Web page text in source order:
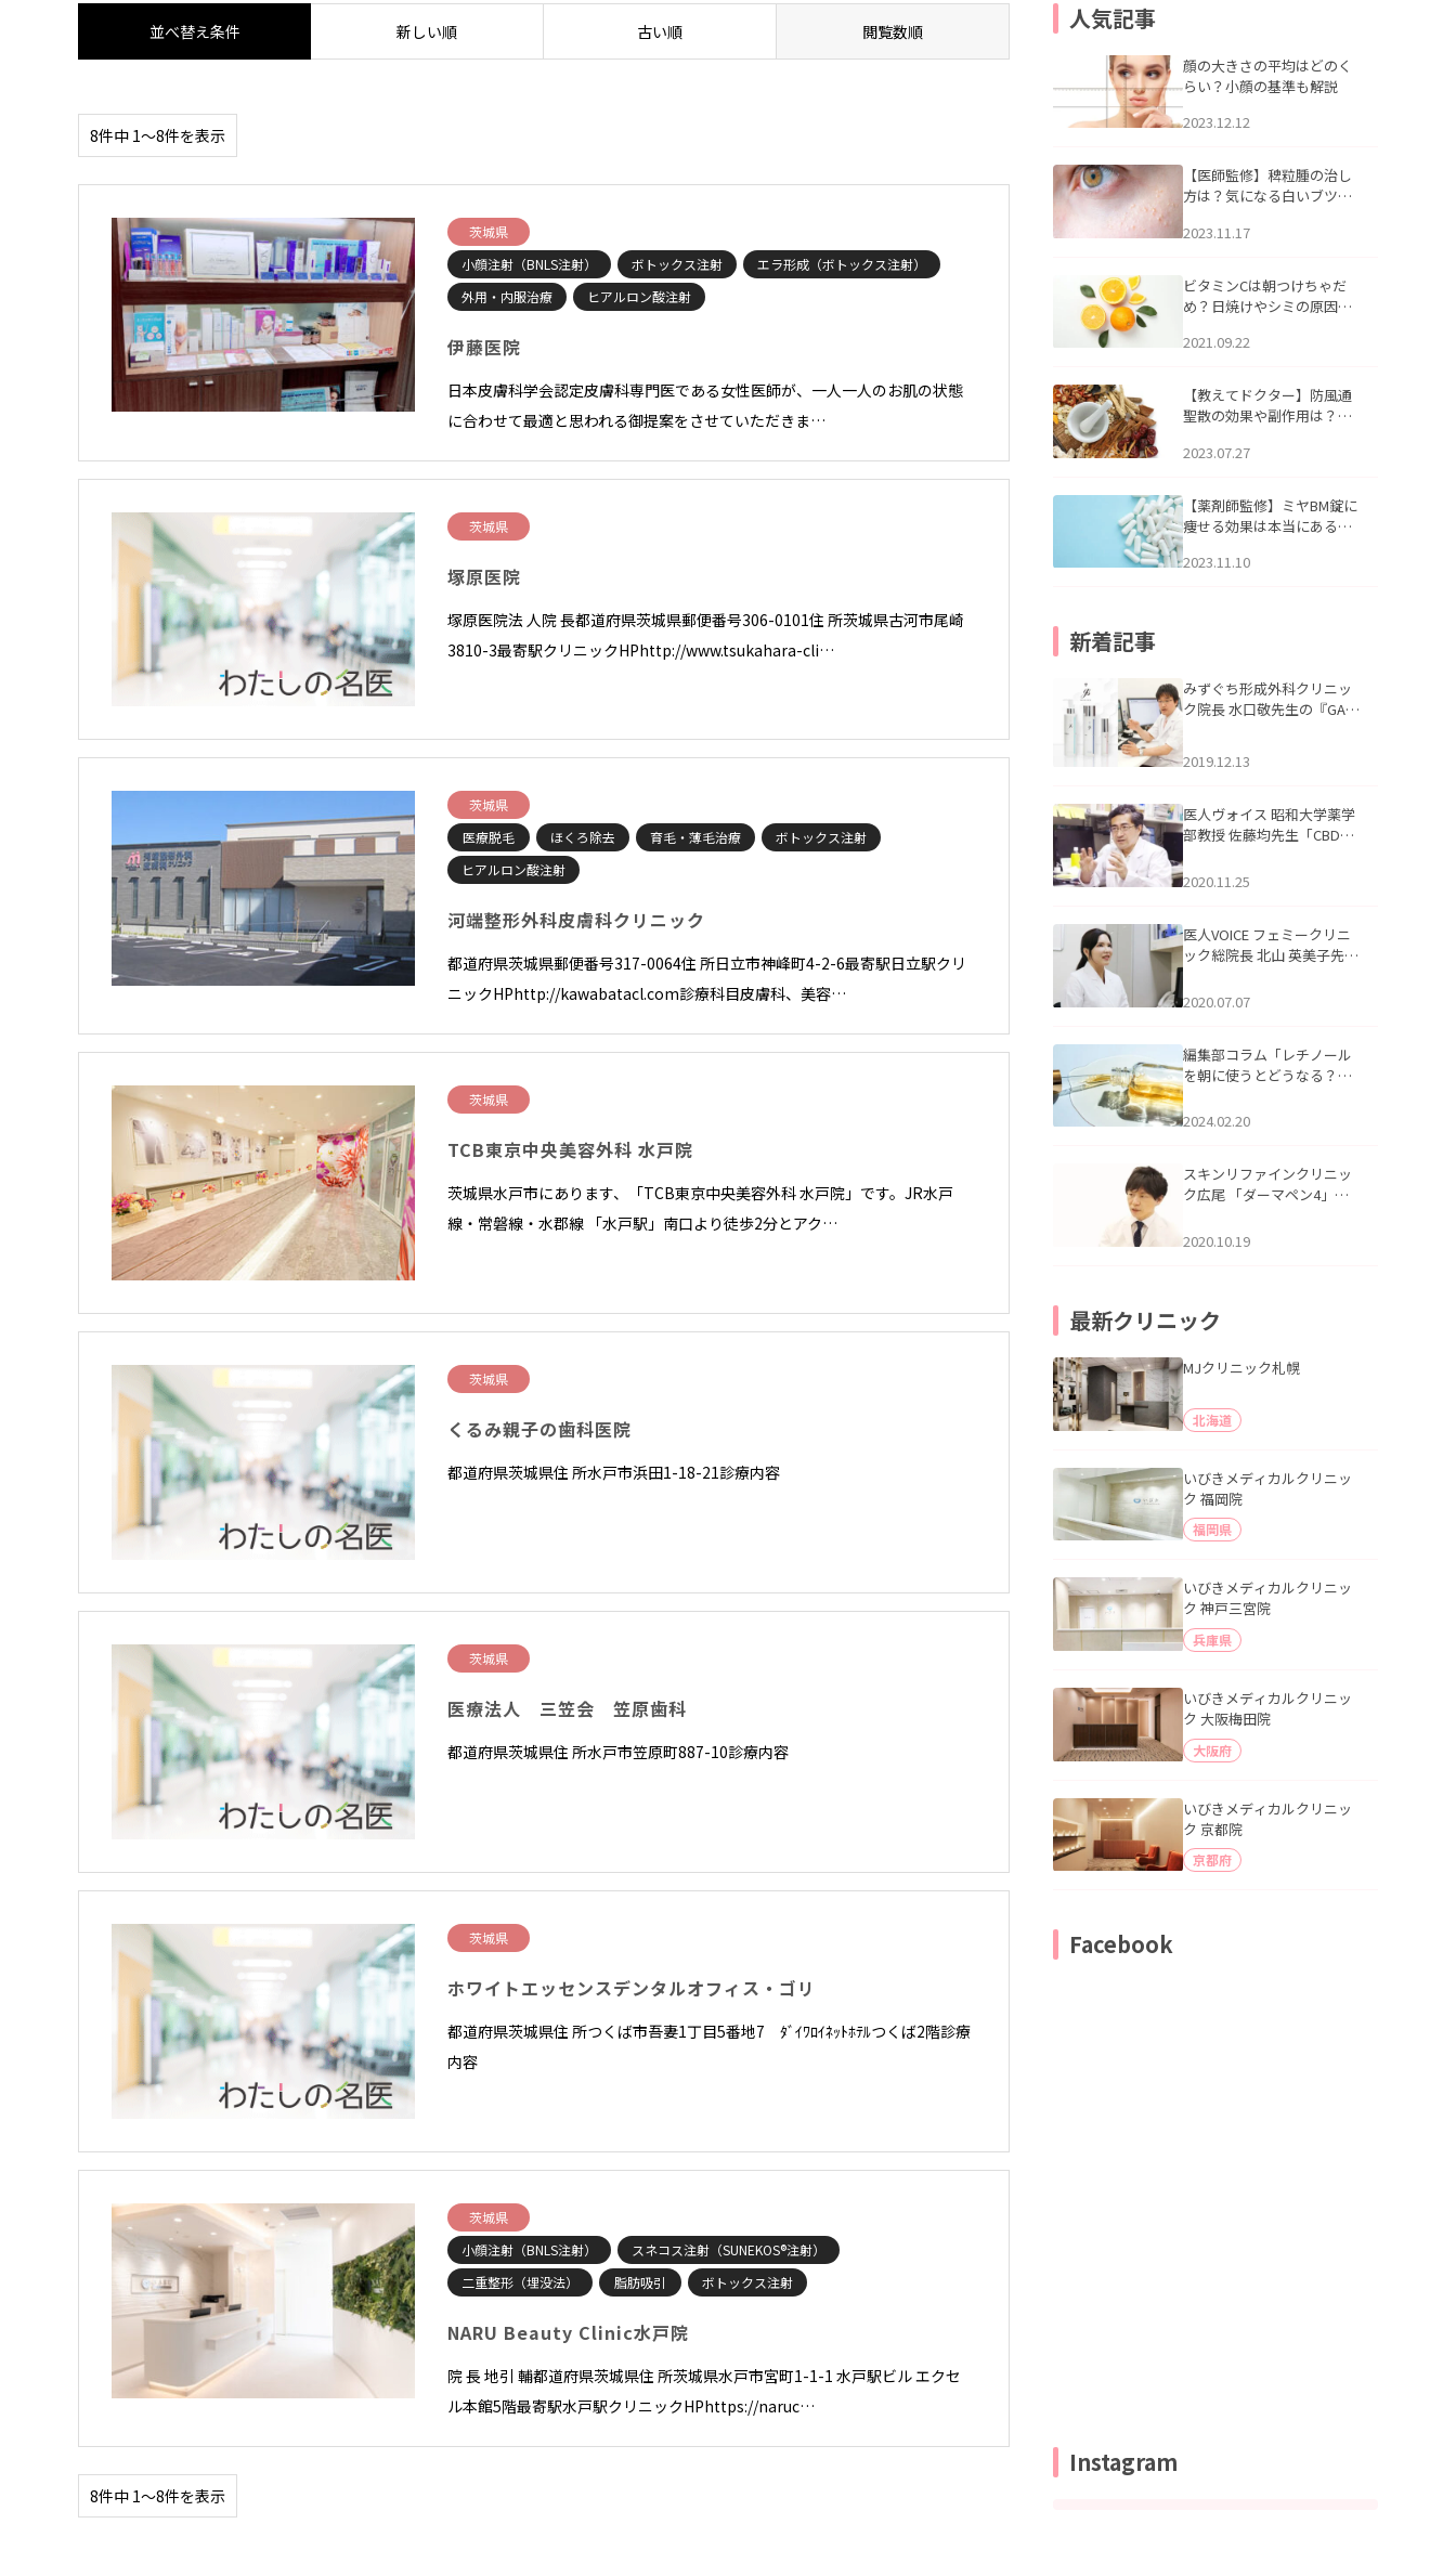
並べ替え条件 新しい順 古い順 閲覧数順
8件中 1〜8件を表示
茨城県
小顔注射（BNLS注射）
ボトックス注射
エラ形成（ボトックス注射）
外用・内服治療
ヒアルロン酸注射
伊藤医院
日本皮膚科学会認定皮膚科専門医である女性医師が、一人一人のお肌の状態
に合わせて最適と思われる御提案をさせていただきま…
茨城県
塚原医院
塚原医院法 人院 長都道府県茨城県郵便番号306-0101住 所茨城県古河市尾崎
3810-3最寄駅クリニックHPhttp://www.tsukahara-cli…
茨城県
医療脱毛
ほくろ除去 育毛・薄毛治療
ボトックス注射
ヒアルロン酸注射
河端整形外科皮膚科クリニック
都道府県茨城県郵便番号317-0064住 所日立市神峰町4-2-6最寄駅日立駅クリ
ニックHPhttp://kawabatacl.com診療科目皮膚科、美容…
茨城県
TCB東京中央美容外科 水戸院
茨城県水戸市にあります、「TCB東京中央美容外科 水戸院」です。JR水戸
線・常磐線・水郡線 「水戸駅」南口より徒歩2分とアク…
茨城県
くるみ親子の歯科医院
都道府県茨城県住 所水戸市浜田1-18-21診療内容
茨城県
医療法人 三笠会 笠原歯科
都道府県茨城県住 所水戸市笠原町887-10診療内容
茨城県
ホワイトエッセンスデンタルオフィス・ゴリ
都道府県茨城県住 所つくば市吾妻1丁目5番地7 ﾀﾞｲﾜﾛｲﾈｯﾄﾎﾃﾙつくば2階診療
内容
茨城県
小顔注射（BNLS注射）
スネコス注射（SUNEKOS®注射）
二重整形（埋没法）
脂肪吸引 ボトックス注射
NARU Beauty Clinic水戸院
院 長 地引 輔都道府県茨城県住 所茨城県水戸市宮町1-1-1 水戸駅ビル エクセ
ル本館5階最寄駅水戸駅クリニックHPhttps://naruc…
8件中 1〜8件を表示
人気記事
顔の大きさの平均はどのく
らい？小顔の基準も解説
2023.12.12
【医師監修】稗粒腫の治し
方は？気になる白いブツブ
アについて
2023.11.17
ビタミンCは朝つけちゃだ
め？日焼けやシミの原因に
2021.09.22
【教えてドクター】防風通
聖散の効果や副作用は？長
2023.07.27
【薬剤師監修】ミヤBM錠に
痩せる効果は本当にある
2023.11.10
新着記事
みずぐち形成外科クリニッ
ク院長 水口敬先生の『GAU
ました。
2019.12.13
医人ヴォイス 昭和大学薬学
部教授 佐藤均先生「CBDは
な食品。長期にわたり、ベ
きたい」を掲載いたしまし
た。
2020.11.25
医人VOICE フェミークリニ
ック総院長 北山 英美子先生
したオリジナルブランド”ag
2020.07.07
編集部コラム「レチノール
を朝に使うとどうなる？美
と注意点」を掲載いたしま
2024.02.20
スキンリファインクリニッ
ク広尾 「ダーマペン4」で
案。健康で美しい肌へ」を
2020.10.19
最新クリニック
MJクリニック札幌
北海道
いびきメディカルクリニッ
ク 福岡院
福岡県
いびきメディカルクリニッ
ク 神戸三宮院
兵庫県
いびきメディカルクリニッ
ク 大阪梅田院
大阪府
いびきメディカルクリニッ
ク 京都院
京都府
Facebook
Instagram